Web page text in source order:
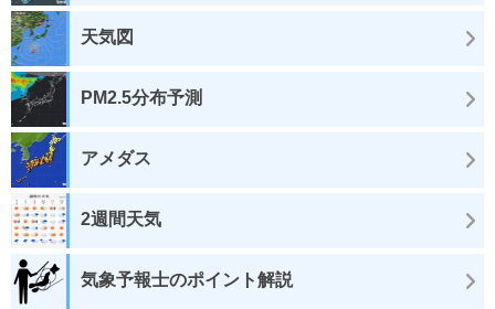
天気図
PM2.5分布予測
アメダス
2週間天気
気象予報士のポイント解説